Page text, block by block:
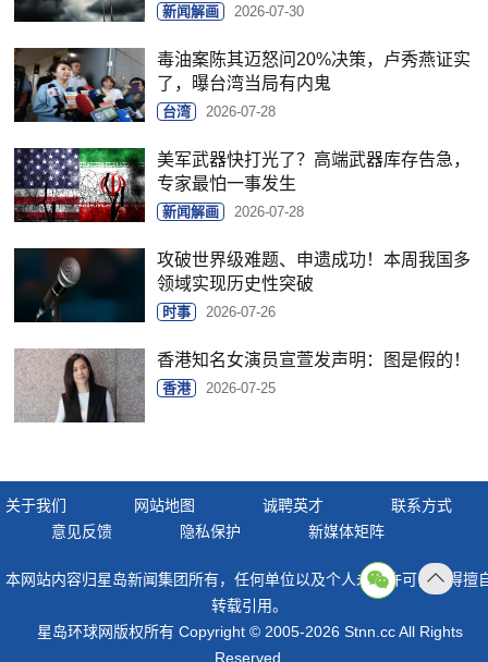
新闻解画 2026-07-30
毒油案陈其迈怒问20%决策，卢秀燕证实
了，曝台湾当局有内鬼
台湾 2026-07-28
美军武器快打光了？高端武器库存告急，
专家最怕一事发生
新闻解画 2026-07-28
攻破世界级难题、申遗成功！本周我国多
领域实现历史性突破
时事 2026-07-26
香港知名女演员宣萱发声明：图是假的！
香港 2026-07-25
关于我们 网站地图 诚聘英才
联系方式
意见反馈
隐私保护 新媒体矩阵
本网站内容归星岛新闻集团所有，任何单位以及个人未经许可，不得擅
转载引用。
星岛环球网版权所有 Copyright © 2005-2026 Stnn.cc All Rights
Reserved.
顶部